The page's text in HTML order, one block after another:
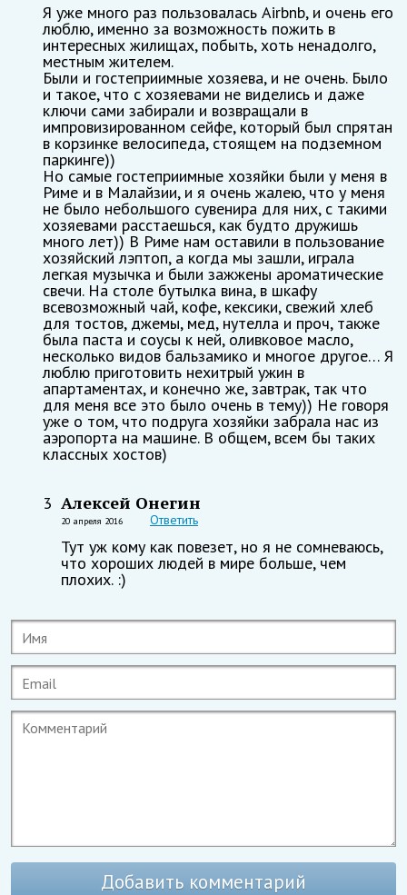
Я уже много раз пользовалась Airbnb, и очень его
люблю, именно за возможность пожить в
интересных жилищах, побыть, хоть ненадолго,
местным жителем.
Были и гостеприимные хозяева, и не очень. Было
и такое, что с хозяевами не виделись и даже
ключи сами забирали и возвращали в
импровизированном сейфе, который был спрятан
в корзинке велосипеда, стоящем на подземном
паркинге))
Но самые гостеприимные хозяйки были у меня в
Риме и в Малайзии, и я очень жалею, что у меня
не было небольшого сувенира для них, с такими
хозяевами расстаешься, как будто дружишь
много лет)) В Риме нам оставили в пользование
хозяйский лэптоп, а когда мы зашли, играла
легкая музычка и были зажжены ароматические
свечи. На столе бутылка вина, в шкафу
всевозможный чай, кофе, кексики, свежий хлеб
для тостов, джемы, мед, нутелла и проч, также
была паста и соусы к ней, оливковое масло,
несколько видов бальзамико и многое другое… Я
люблю приготовить нехитрый ужин в
апартаментах, и конечно же, завтрак, так что
для меня все это было очень в тему)) Не говоря
уже о том, что подруга хозяйки забрала нас из
аэропорта на машине. В общем, всем бы таких
классных хостов)
3 Алексей Онегин
20 апреля 2016 Ответить
Тут уж кому как повезет, но я не сомневаюсь,
что хороших людей в мире больше, чем
плохих. :)
Добавить комментарий